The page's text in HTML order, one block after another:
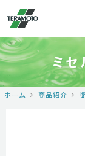
ミ
ホーム 商品紹介